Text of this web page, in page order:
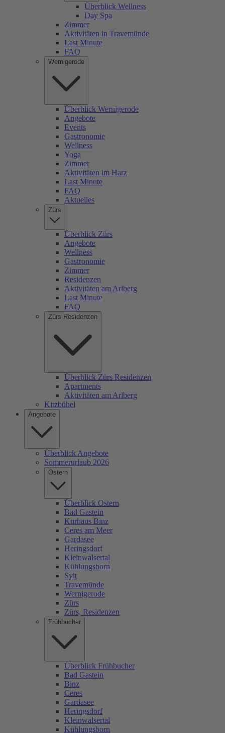
Überblick Wellness
Day Spa
Zimmer
Aktivitäten in Travemünde
Last Minute
FAQ
Wernigerode
Überblick Wernigerode
Angebote
Events
Gastronomie
Wellness
Yoga
Zimmer
Aktivitäten im Harz
Last Minute
FAQ
Aktuelles
Zürs
Überblick Zürs
Angebote
Wellness
Gastronomie
Zimmer
Residenzen
Aktivitäten am Arlberg
Last Minute
FAQ
Zürs Residenzen
Überblick Zürs Residenzen
Apartments
Aktivitäten am Arlberg
Kitzbühel
Angebote
Überblick Angebote
Sommerurlaub 2026
Ostern
Überblick Ostern
Bad Gastein
Kurhaus Binz
Ceres am Meer
Gardasee
Heringsdorf
Kleinwalsertal
Kühlungsborn
Sylt
Travemünde
Wernigerode
Zürs
Zürs, Residenzen
Frühbucher
Überblick Frühbucher
Bad Gastein
Binz
Ceres
Gardasee
Heringsdorf
Kleinwalsertal
Kühlungsborn